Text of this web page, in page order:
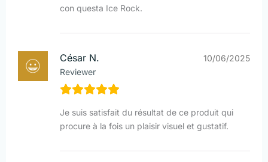
con questa Ice Rock.
César N.
Reviewer
10/06/2025
Je suis satisfait du résultat de ce produit qui
procure à la fois un plaisir visuel et gustatif.